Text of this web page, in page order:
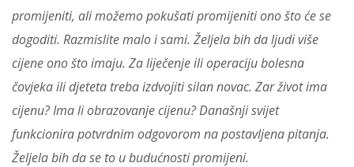
promijeniti, ali možemo pokušati promijeniti ono što će se
dogoditi. Razmislite malo i sami. Željela bih da ljudi više
cijene ono što imaju. Za liječenje ili operaciju bolesna
čovjeka ili djeteta treba izdvojiti silan novac. Zar život ima
cijenu? Ima li obrazovanje cijenu? Današnji svijet
funkcionira potvrdnim odgovorom na postavljena pitanja.
Željela bih da se to u budućnosti promijeni.